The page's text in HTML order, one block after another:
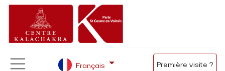
Français Première visite ?